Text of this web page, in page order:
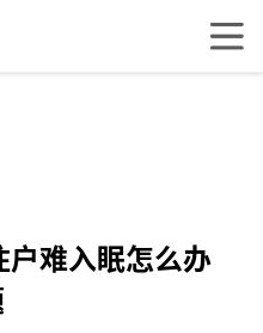
难入眠怎么办